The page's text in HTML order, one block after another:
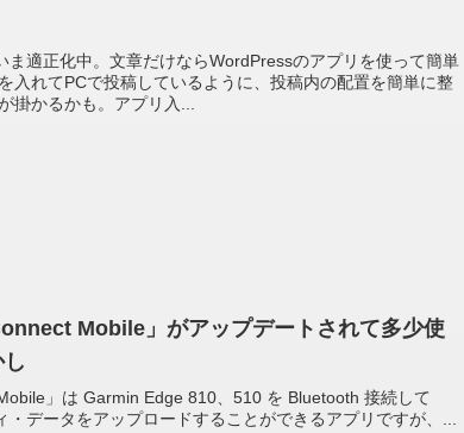
ま適正化中。文章だけならWordPressのアプリを使って簡単
入れてPCで投稿しているように、投稿内の配置を簡単に整
掛かるかも。アプリ入...
Mobile」がアップデートされて多少使
」は Garmin Edge 810、510 を Bluetooth 接続して
データをアップロードすることができるアプリですが、...